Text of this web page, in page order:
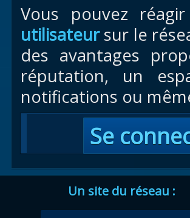
Vous pouvez
utilisateursur le
des avantages
réputation, un
notifications ou
Se
Un site du réseau :